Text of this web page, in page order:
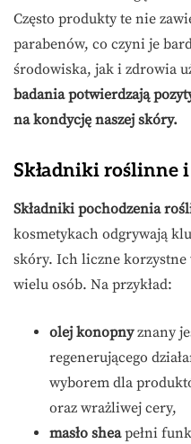
Często produkty te nie
parabenów, co czyni je
środowiska, jak i zdrowia
badania potwierdzają
na kondycję naszej skóry.
Składniki roślinne
Składniki pochodzenia
kosmetykach odgrywają
skóry. Ich liczne korzystne
wielu osób. Na przykład:
olej konopnyznany
regenerującego
wyborem dla
oraz wrażliwej cery,
masło sheapełni